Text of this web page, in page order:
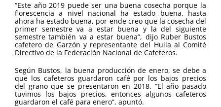
“Este año 2019 puede ser una buena cosecha porque la
florescencia a nivel nacional ha estado buena, hasta
ahora ha estado buena, por ende creo que la cosecha del
primer semestre va a estar buena y la del siguiente
semestre también va a estar buena”, dijo Ruber Bustos
cafetero de Garzón y representante del Huila al Comité
Directivo de la Federación Nacional de Cafeteros.
Según Bustos, la buena producción de enero, se debe a
que los cafeteros guardaron café por los bajos precios
del grano que se presentaron en 2018. “El año pasado
tuvimos los bajos precios, entonces algunos cafeteros
guardaron el café para enero”, apuntó.